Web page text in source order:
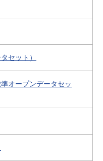
セット）
オープンデータセッ